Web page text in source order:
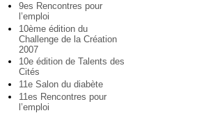
9es Rencontres pour
l’emploi
10ème édition du
Challenge de la Création
2007
10e édition de Talents des
Cités
11e Salon du diabète
11es Rencontres pour
l’emploi